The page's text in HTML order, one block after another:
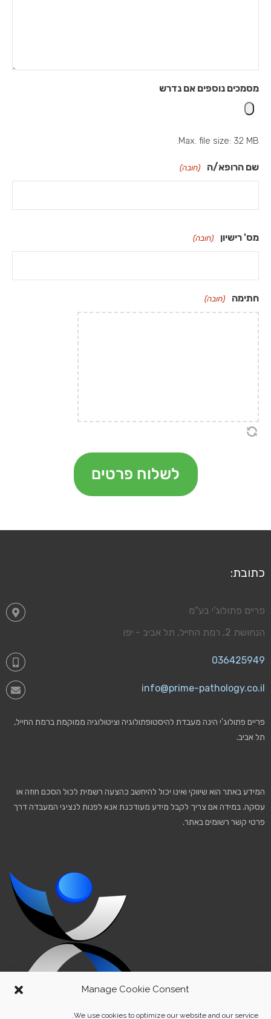
Manage Cookie Consent
We use cookies to optimize our website and our service.
מסמכים נוספים אם נדרש
Max. file size: 32 MB.
שם הרופא/ה (חובה)
מס' רישיון (חובה)
חתימה (חובה)
כתובת:
פריים פתולוג'י בע"מ
הנחושת 2, רמת החייל, תל אביב - יפו
036425949
info@prime-pathology.co.il
פריים פתולוג'י הינה מעבדת להיסטופתולוגיה וציטולוגיה ממוקמת ברמת החייל,
תל אביב.
המידע באתר הוא שיווקי ואינו יכול להיחשב כהצעה רשמית לכול הסכם חוזה או
עסקה. במידה אם צריך לקבל מידע מעודכנת אנא לפנות לנציגי המעבדה דרך
פרטי קשר רשומים באתר.